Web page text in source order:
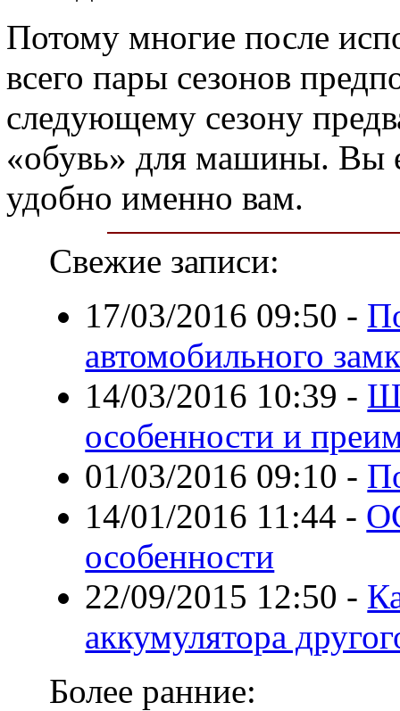
Потому многие после
всего пары сезонов
следующему сезону
«обувь» для машины. Вы
удобно именно вам.
Свежие записи:
17/03/2016 09:50 -
автомобильного
14/03/2016 10:39 -
особенности и
01/03/2016 09:10 -
14/01/2016 11:44 -
особенности
22/09/2015 12:50 -
аккумулятора
Более ранние: